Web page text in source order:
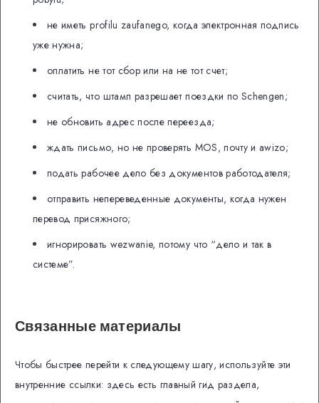
не иметь profilu zaufanego, когда электронная подпись
уже нужна;
оплатить не тот сбор или на не тот счет;
считать, что штамп разрешает поездки по Schengen;
не обновить адрес после переезда;
ждать письмо, но не проверять MOS, почту и awizo;
подать рабочее дело без документов работодателя;
отправить непереведенные документы, когда нужен
перевод присяжного;
игнорировать wezwanie, потому что “дело и так в
системе”.
Связанные материалы
Чтобы быстрее перейти к следующему шагу, используйте эти
внутренние ссылки: здесь есть главный гид раздела,